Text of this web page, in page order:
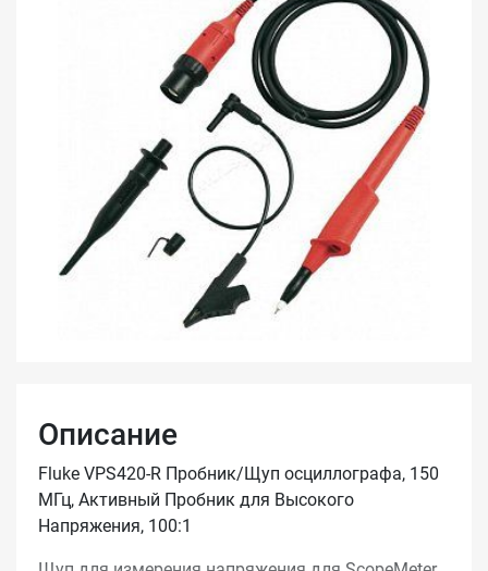
Описание
Fluke VPS420-R Пробник/Щуп осциллографа, 150
МГц, Активный Пробник для Высокого
Напряжения, 100:1